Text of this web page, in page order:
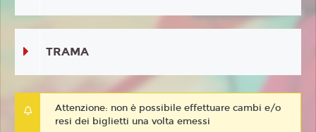
TRAMA
Attenzione: non è possibile effettuare cambi e/o
resi dei biglietti una volta emessi